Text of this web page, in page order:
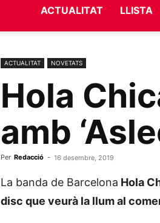
ACTUALITAT LLISTA
ACTUALITAT NOVETATS
Hola
amb
Per Redacció - 16 desembre, 2019
La banda de Barcelona Hola
disc que veurà la llum al